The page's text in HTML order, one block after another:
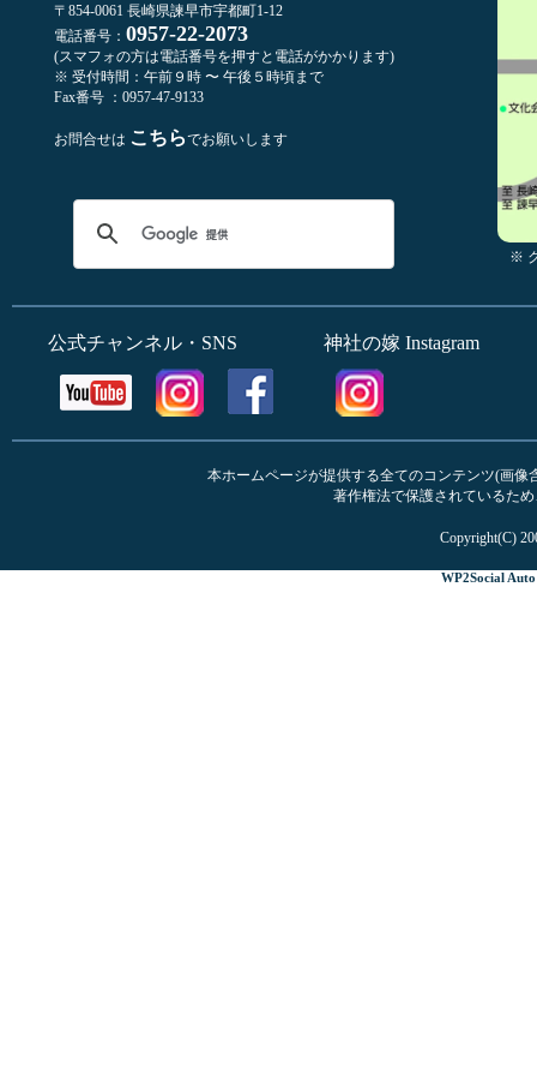
〒854-0061 長崎県諫早市宇都町1-12
電話番号： 0957-22-2073
(スマフォの方は電話番号を押すと電話がかかります)
※ 受付時間：午前９時 〜 午後５時頃まで
Fax番号 ：0957-47-9133
お問合せは こちらでお願いします
※
公式チャンネル・SNS 神社の嫁 Instagram
本ホームページが提供する全てのコンテンツ(画
著作権法で保護されているた
Copyright(C)
WP2Social